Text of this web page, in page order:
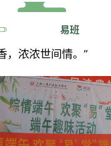
易班
，浓浓世间情。”